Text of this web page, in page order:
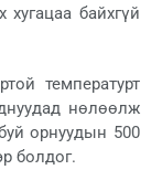
хугацаа байхгүй
температурт
нөлөөлж
орнуудын 500
болдог.